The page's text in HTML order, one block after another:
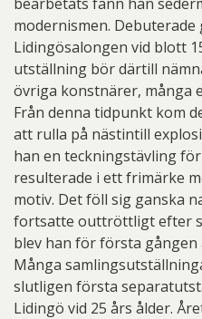
modernismen. Debuterade
Lidingösalongen vid blott
utställning bör därtill
övriga konstnärer, många
Från denna tidpunkt kom
att rulla på nästintill
han en teckningstävling
resulterade i ett frimärke
motiv. Det föll sig ganska
fortsatte outtröttligt efter
blev han för första gången
Många
slutligen första
Lidingö vid 25 års ålder.